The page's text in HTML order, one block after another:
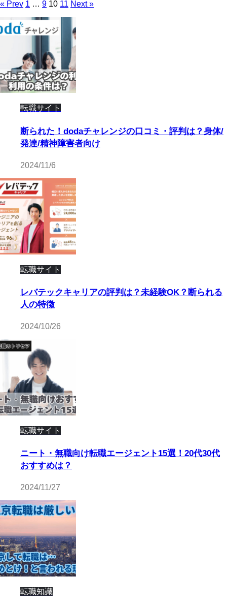
« Prev 1 … 9 10 11 Next »
転職サイト
断られた！dodaチャレンジの口コミ・評判は？身体/
発達/精神障害者向け
2024/11/6
転職サイト
レバテックキャリアの評判は？未経験OK？断られる
人の特徴
2024/10/26
転職サイト
ニート・無職向け転職エージェント15選！20代30代
おすすめは？
2024/11/27
転職知識